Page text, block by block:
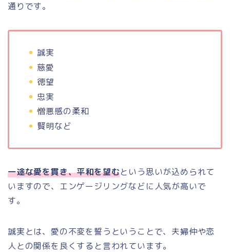
通りです。
誠実
慈愛
徳望
忠実
憎悪感の柔和
賢明など
一途な愛を貫き、平和を望むという思いが込められて
いますので、エンゲージリングなどに人気が高いで
す。
誠実とは、愛の不変を誓うということで、夫婦仲や恋
人との関係を良くすると言われています。